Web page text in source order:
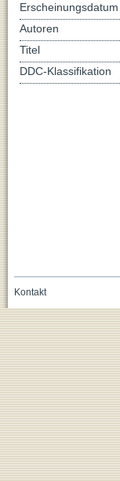
Erscheinungsdatum
Autoren
Titel
DDC-Klassifikation
Kontakt